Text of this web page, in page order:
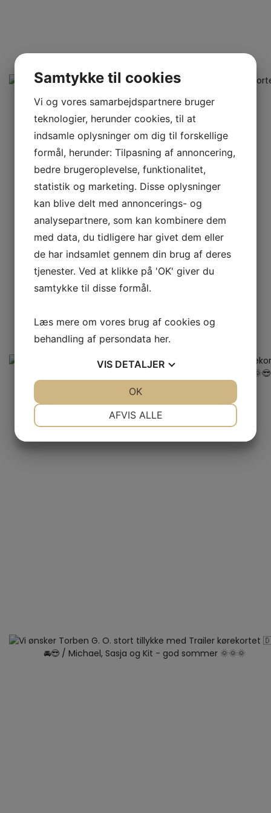
Samtykke til cookies
Vi og vores samarbejdspartnere bruger
teknologier, herunder cookies, til at
indsamle oplysninger om dig til forskellige
formål, herunder: Tilpasning af annoncering,
bedre brugeroplevelse, funktionalitet,
statistik og marketing. Disse oplysninger
kan blive delt med annoncerings- og
analysepartnere, som kan kombinere dem
med data, du tidligere har givet dem eller
de har indsamlet gennem din brug af deres
tjenester. Ved at klikke på 'OK' giver du
samtykke til disse formål.
Læs mere om vores brug af cookies og
behandling af persondata her.
VIS DETALJER
AFVIS ALLE
OK